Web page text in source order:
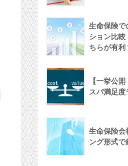
生命保険で
ション比
ちらが有利
【一挙公
スパ満足度
生命保険会
ング形式で